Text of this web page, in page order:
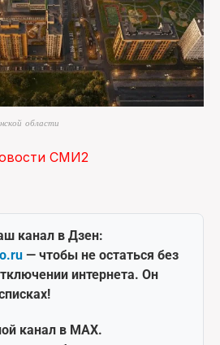
области
СМИ2
канал в Дзен:
— чтобы не остаться без
интернета. Он
канал в MAX.